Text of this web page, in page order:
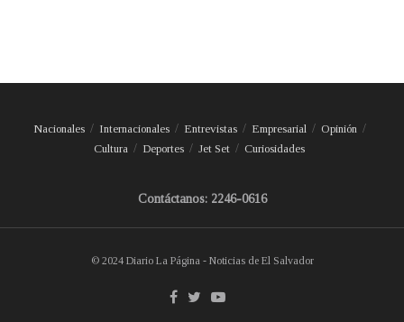
Nacionales Internacionales Entrevistas Empresarial
Opinión
Cultura
Deportes Jet Set Curiosidades
Contáctanos: 2246-0616
© 2024 Diario La Página - Noticias de El Salvador